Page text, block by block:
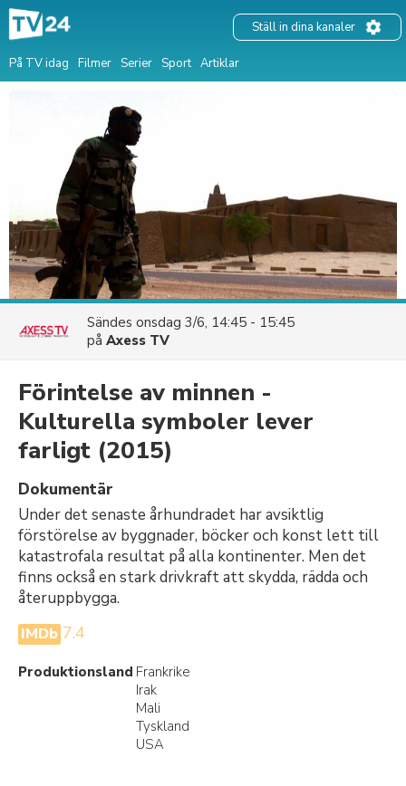
På TV idag Filmer Serier Sport Artiklar
Ställ in dina kanaler
Sändes onsdag 3/6, 14:45 - 15:45
på Axess TV
Förintelse av minnen -
Kulturella symboler lever
farligt (2015)
Dokumentär
Under det senaste århundradet har avsiktlig
förstörelse av byggnader, böcker och konst lett till
katastrofala resultat på alla kontinenter. Men det
finns också en stark drivkraft att skydda, rädda och
återuppbygga.
IMDb 7.4
Produktionsland Frankrike
Irak
Mali
Tyskland
USA